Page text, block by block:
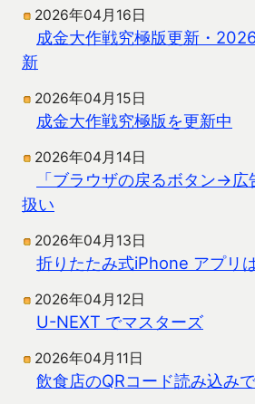
2026年04月16日
成金大作戦究極版更新・
新
2026年04月15日
成金大作戦究極版を更新中
2026年04月14日
「ブラウザの戻るボタン→広
扱い
2026年04月13日
折りたたみ式iPhone アプリ
2026年04月12日
U-NEXT でマスターズ
2026年04月11日
飲食店のQRコード読み込み